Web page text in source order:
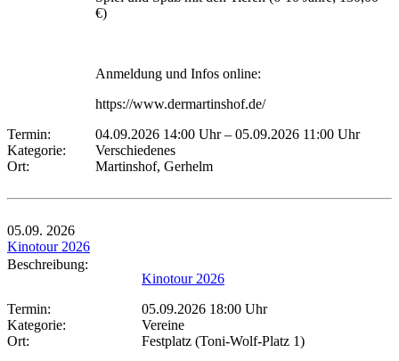
€)
Anmeldung und Infos online:
https://www.dermartinshof.de/
Termin:
04.09.2026 14:00 Uhr– 05.09.2026 11:00 Uhr
Kategorie:
Verschiedenes
Ort:
Martinshof, Gerhelm
05.09. 2026
Kinotour 2026
Beschreibung:
Kinotour 2026
Termin:
05.09.2026 18:00 Uhr
Kategorie:
Vereine
Ort:
Festplatz (Toni-Wolf-Platz 1)